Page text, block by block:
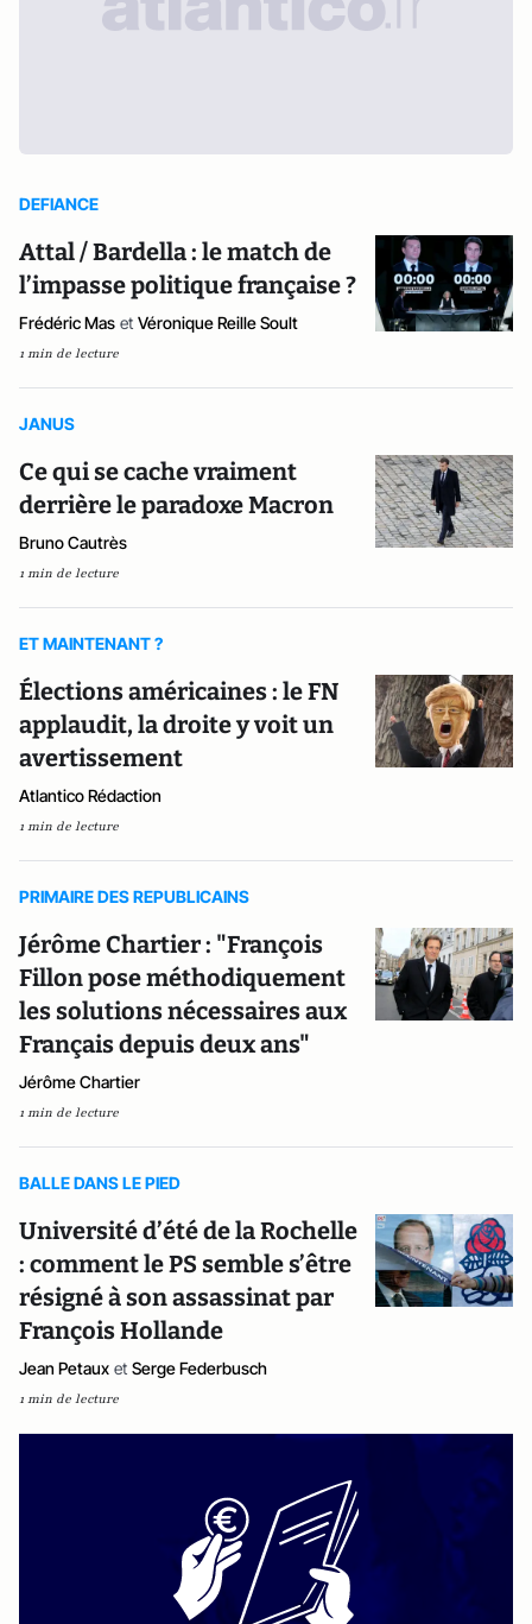
DEFIANCE
Attal / Bardella : le match de
l’impasse politique française ?
Frédéric Mas et Véronique Reille Soult
1 min de lecture
JANUS
Ce qui se cache vraiment
derrière le paradoxe Macron
Bruno Cautrès
1 min de lecture
ET MAINTENANT ?
Élections américaines : le FN
applaudit, la droite y voit un
avertissement
Atlantico Rédaction
1 min de lecture
PRIMAIRE DES REPUBLICAINS
Jérôme Chartier : "François
Fillon pose méthodiquement
les solutions nécessaires aux
Français depuis deux ans"
Jérôme Chartier
1 min de lecture
BALLE DANS LE PIED
Université d’été de la Rochelle
: comment le PS semble s’être
résigné à son assassinat par
François Hollande
Jean Petaux et Serge Federbusch
1 min de lecture